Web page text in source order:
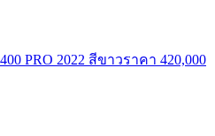
PRO 2022 สีขาวราคา 420,000